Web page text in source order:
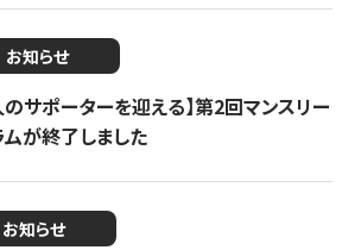
お知らせ
サポーターを迎える】第2回マンスリー
が終了しました
お知らせ